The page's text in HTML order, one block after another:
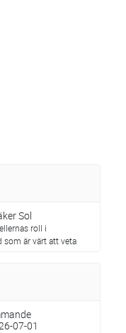
Sol
roll i
är värt att veta
07-01